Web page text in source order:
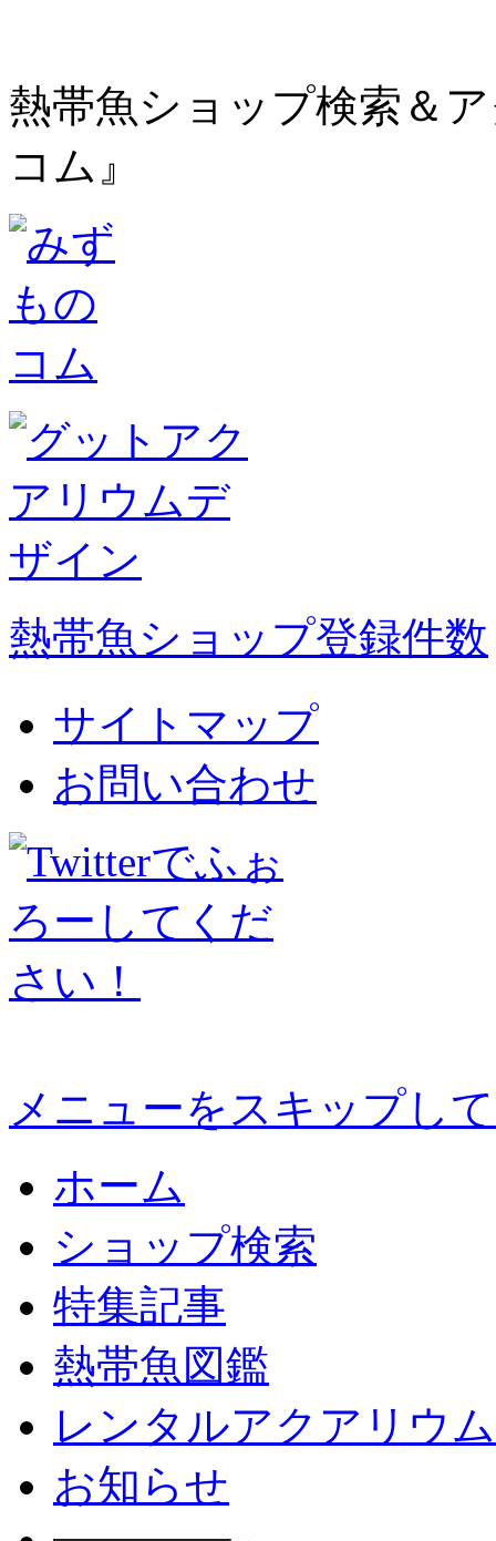
熱帯魚ショップ検索＆
コム』
熱帯魚ショップ登録件数
サイトマップ
お問い合わせ
メニューをスキップし
ホーム
ショップ検索
特集記事
熱帯魚図鑑
レンタルアクアリウム
お知らせ